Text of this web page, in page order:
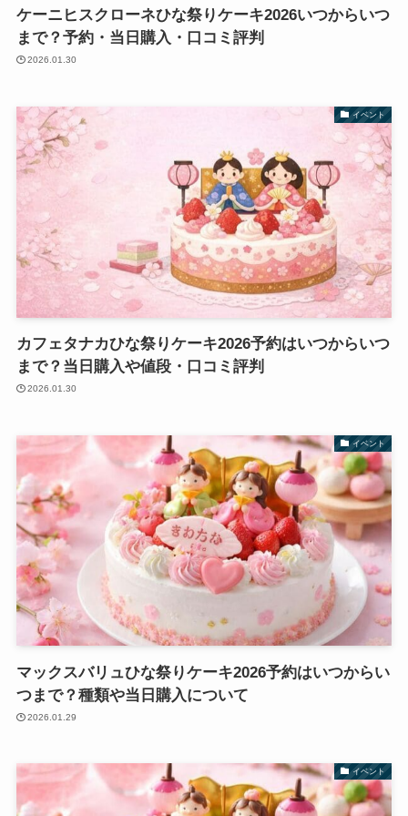
ケーニヒスクローネひな祭りケーキ2026いつからいつ
まで？予約・当日購入・口コミ評判
2026.01.30
イベント
カフェタナカひな祭りケーキ2026予約はいつからいつ
まで？当日購入や値段・口コミ評判
2026.01.30
イベント
マックスバリュひな祭りケーキ2026予約はいつからい
つまで？種類や当日購入について
2026.01.29
イベント